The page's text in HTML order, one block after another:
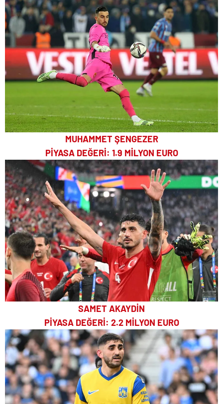
MUHAMMET ŞENGEZER
PİYASA DEĞERİ: 1.9 MİLYON EURO
SAMET AKAYDİN
PİYASA DEĞERİ: 2.2 MİLYON EURO